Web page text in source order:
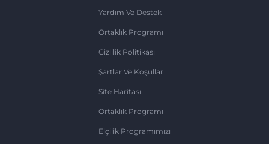
Yardım Ve Destek
Ortaklık Programı
Gizlilik Politikası
Şartlar Ve Koşullar
Site Haritası
Ortaklık Programı
Elçilik Programımızı